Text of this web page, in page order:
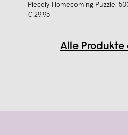
Piecely Homecoming Puzzle,
€ 29,95
Alle Produkte